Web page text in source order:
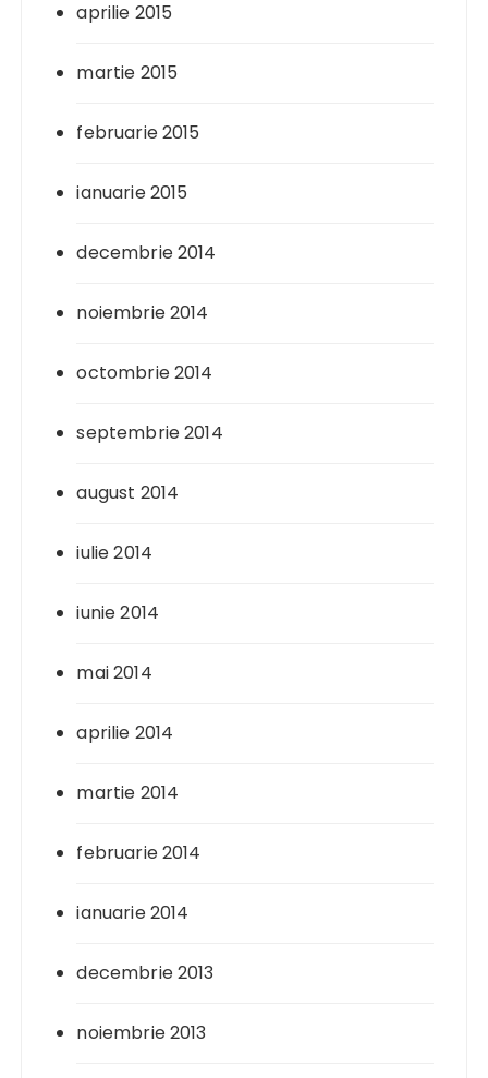
aprilie 2015
martie 2015
februarie 2015
ianuarie 2015
decembrie 2014
noiembrie 2014
octombrie 2014
septembrie 2014
august 2014
iulie 2014
iunie 2014
mai 2014
aprilie 2014
martie 2014
februarie 2014
ianuarie 2014
decembrie 2013
noiembrie 2013